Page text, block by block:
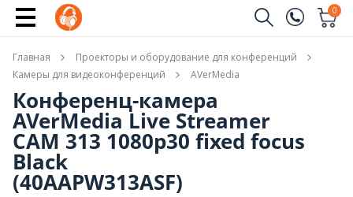
(096)
(044)
0
Имя
Телефон
Главная
Проекторы и оборудование для конференций
Камеры для видеоконференций
AVerMedia
Конференц-камера
AVerMedia Live Streamer
CAM 313 1080p30 fixed focus
Black
(40AAPW313ASF)
Сообщить о поступлении